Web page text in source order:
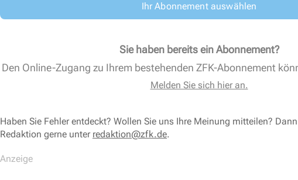
Ihr Abonnement auswählen
Sie haben bereits ein Abonnement?
Den Online-Zugang zu Ihrem bestehenden ZFK-Abonnement
Melden Sie sich hier an.
Haben Sie Fehler entdeckt? Wollen Sie uns Ihre Meinung mitteilen?
Redaktion gerne unter redaktion@zfk.de.